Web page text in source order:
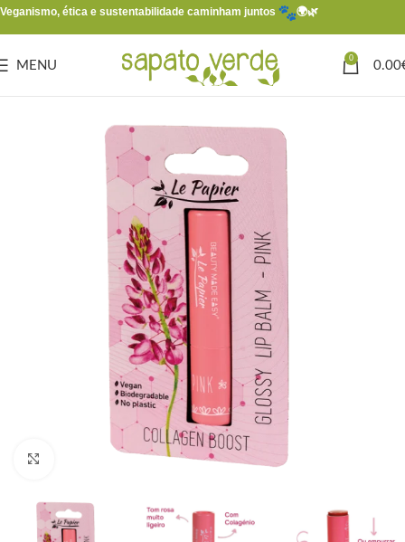
Veganismo, ética e sustentabilidade caminham juntos 🌍🌿
MENU
0
0.00
Click to enlarge